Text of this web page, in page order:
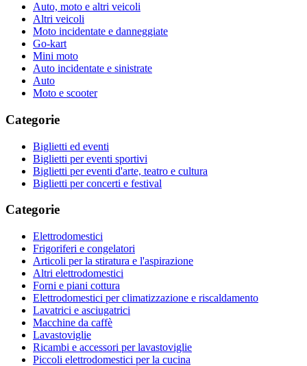
Auto, moto e altri veicoli
Altri veicoli
Moto incidentate e danneggiate
Go-kart
Mini moto
Auto incidentate e sinistrate
Auto
Moto e scooter
Categorie
Biglietti ed eventi
Biglietti per eventi sportivi
Biglietti per eventi d'arte, teatro e cultura
Biglietti per concerti e festival
Categorie
Elettrodomestici
Frigoriferi e congelatori
Articoli per la stiratura e l'aspirazione
Altri elettrodomestici
Forni e piani cottura
Elettrodomestici per climatizzazione e riscaldamento
Lavatrici e asciugatrici
Macchine da caffè
Lavastoviglie
Ricambi e accessori per lavastoviglie
Piccoli elettrodomestici per la cucina